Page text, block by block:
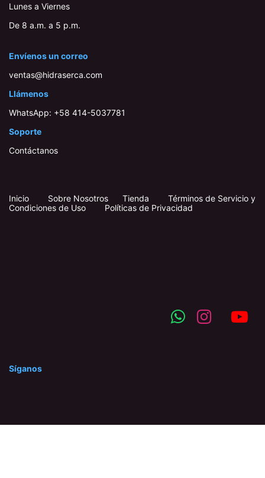
Lunes a Viernes
De 8 a.m. a 5 p.m.
Envíenos un correo
ventas@hidraserca.com
Llámenos
WhatsApp: +58 414-503778​1
Soporte
Contáctanos
Inicio Sobre Nosotros Tienda
Términos de Servicio y
Condiciones de Uso
Políticas de Privacidad
Síganos